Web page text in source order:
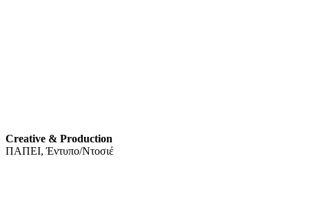
Creative & Production
ΠΑΠΕΙ, Έντυπο/Ντοσιέ